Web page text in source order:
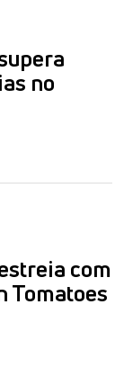
no
com
Tomatoes